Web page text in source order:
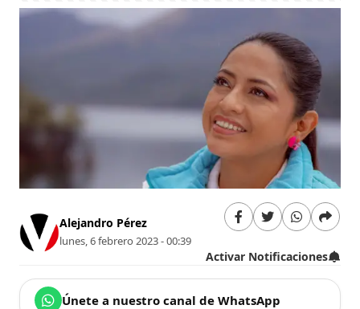
Alejandro Pérez
lunes, 6 febrero 2023 - 00:39
Activar Notificaciones
Únete a nuestro canal de WhatsApp